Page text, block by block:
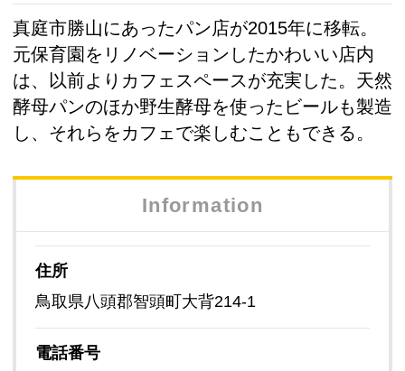
真庭市勝山にあったパン店が2015年に移転。
元保育園をリノベーションしたかわいい店内
は、以前よりカフェスペースが充実した。天然
酵母パンのほか野生酵母を使ったビールも製造
し、それらをカフェで楽しむこともできる。
Information
住所
鳥取県八頭郡智頭町大背214-1
電話番号